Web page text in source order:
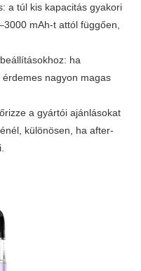
a túl kis kapacitás gyakori
mAh-t attól függően,
ha
nagyon magas
a gyártói ajánlásokat
különösen, ha after-